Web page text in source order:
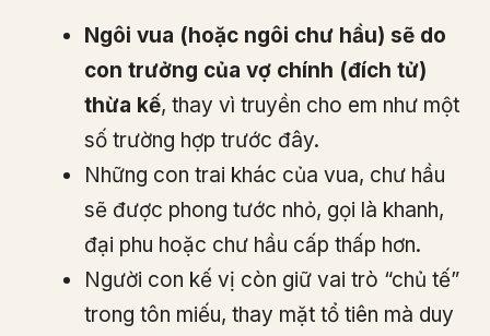
Ngôi vua (hoặc ngôi chư hầu) sẽ do
con trưởng của vợ chính (đích tử)
thừa kế, thay vì truyền cho em như một
số trường hợp trước đây.
Những con trai khác của vua, chư hầu
sẽ được phong tước nhỏ, gọi là khanh,
đại phu hoặc chư hầu cấp thấp hơn.
Người con kế vị còn giữ vai trò “chủ tế”
trong tôn miếu, thay mặt tổ tiên mà duy